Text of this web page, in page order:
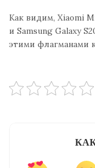
Как видим, Xiaomi
и Samsung Galaxy
этими флагманами